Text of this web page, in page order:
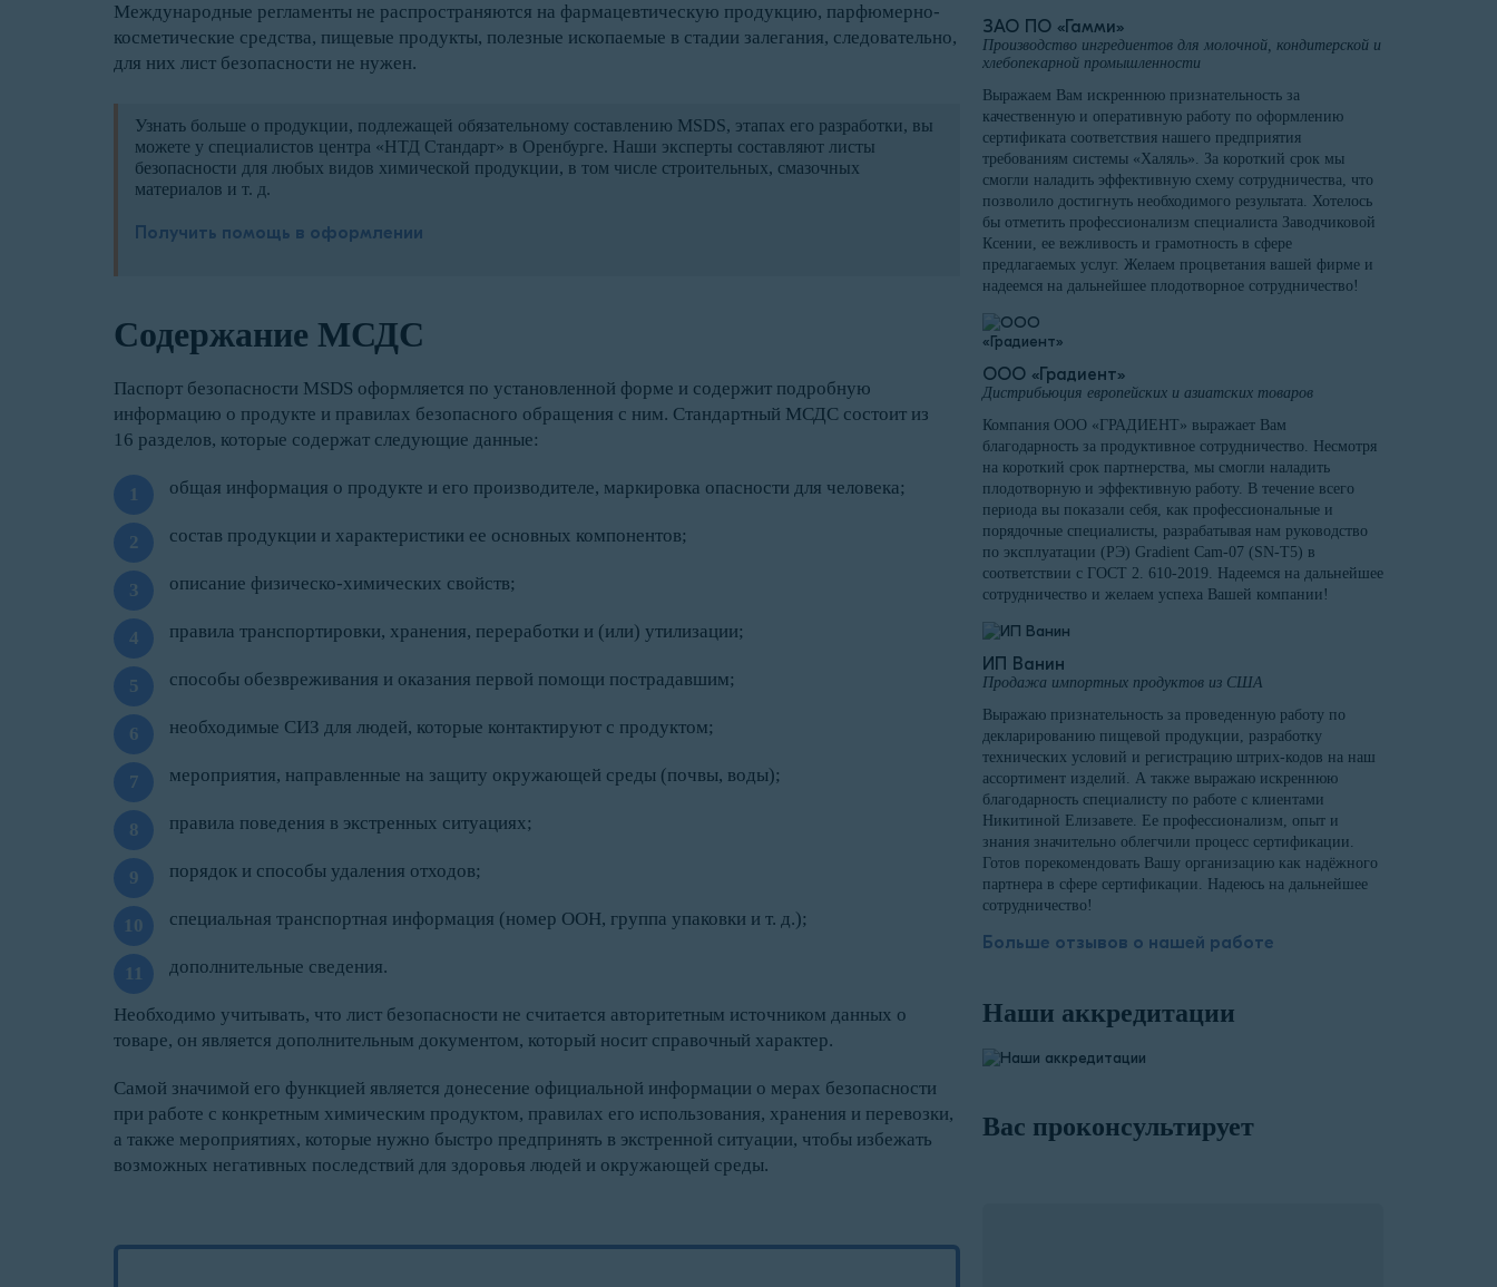
Международные регламенты не распространяются на фармацевтическую продукцию, парфюмерно-
косметические средства, пищевые продукты, полезные ископаемые в стадии залегания, следовательно,
для них лист безопасности не нужен.
Узнать больше о продукции, подлежащей обязательному составлению MSDS, этапах его разработки, вы
можете у специалистов центра «НТД Стандарт» в Оренбурге. Наши эксперты составляют листы
безопасности для любых видов химической продукции, в том числе строительных, смазочных
материалов и т. д.
Получить помощь в оформлении
Содержание МСДС
Паспорт безопасности MSDS оформляется по установленной форме и содержит подробную
информацию о продукте и правилах безопасного обращения с ним. Стандартный МСДС состоит из
16 разделов, которые содержат следующие данные:
общая информация о продукте и его производителе, маркировка опасности для человека;
состав продукции и характеристики ее основных компонентов;
описание физическо-химических свойств;
правила транспортировки, хранения, переработки и (или) утилизации;
способы обезвреживания и оказания первой помощи пострадавшим;
необходимые СИЗ для людей, которые контактируют с продуктом;
мероприятия, направленные на защиту окружающей среды (почвы, воды);
правила поведения в экстренных ситуациях;
порядок и способы удаления отходов;
специальная транспортная информация (номер ООН, группа упаковки и т. д.);
дополнительные сведения.
Необходимо учитывать, что лист безопасности не считается авторитетным источником данных о
товаре, он является дополнительным документом, который носит справочный характер.
Самой значимой его функцией является донесение официальной информации о мерах безопасности
при работе с конкретным химическим продуктом, правилах его использования, хранения и перевозки,
а также мероприятиях, которые нужно быстро предпринять в экстренной ситуации, чтобы избежать
возможных негативных последствий для здоровья людей и окружающей среды.
ЗАО ПО «Гамми»
Производство ингредиентов для молочной, кондитерской и
хлебопекарной промышленности
Выражаем Вам искреннюю признательность за
качественную и оперативную работу по оформлению
сертификата соответствия нашего предприятия
требованиям системы «Халяль». За короткий срок мы
смогли наладить эффективную схему сотрудничества, что
позволило достигнуть необходимого результата. Хотелось
бы отметить профессионализм специалиста Заводчиковой
Ксении, ее вежливость и грамотность в сфере
предлагаемых услуг. Желаем процветания вашей фирме и
надеемся на дальнейшее плодотворное сотрудничество!
ООО «Градиент»
Дистрибьюция европейских и азиатских товаров
Компания ООО «ГРАДИЕНТ» выражает Вам
благодарность за продуктивное сотрудничество. Несмотря
на короткий срок партнерства, мы смогли наладить
плодотворную и эффективную работу. В течение всего
периода вы показали себя, как профессиональные и
порядочные специалисты, разрабатывая нам руководство
по эксплуатации (РЭ) Gradient Cam-07 (SN-T5) в
соответствии с ГОСТ 2. 610-2019. Надеемся на дальнейшее
сотрудничество и желаем успеха Вашей компании!
ИП Ванин
Продажа импортных продуктов из США
Выражаю признательность за проведенную работу по
декларированию пищевой продукции, разработку
технических условий и регистрацию штрих-кодов на наш
ассортимент изделий. А также выражаю искреннюю
благодарность специалисту по работе с клиентами
Никитиной Елизавете. Ее профессионализм, опыт и
знания значительно облегчили процесс сертификации.
Готов порекомендовать Вашу организацию как надёжного
партнера в сфере сертификации. Надеюсь на дальнейшее
сотрудничество!
Больше отзывов о нашей работе
Наши аккредитации
Вас проконсультирует